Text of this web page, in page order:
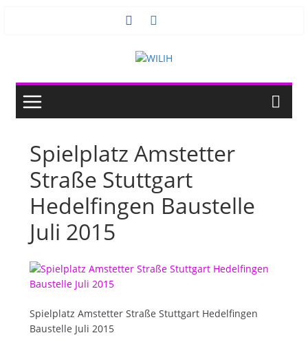
Spielplatz Amstetter
Straße Stuttgart
Hedelfingen Baustelle
Juli 2015
Spielplatz Amstetter Straße Stuttgart Hedelfingen
Baustelle Juli 2015